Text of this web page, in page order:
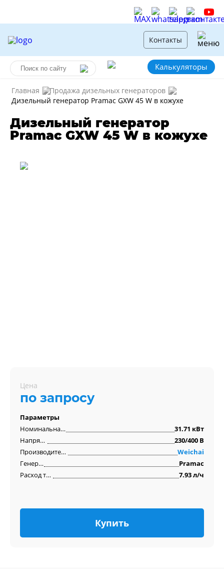
Контакты
Калькуляторы
Главная
Продажа дизельных генераторов
Дизельный генератор Pramac GXW 45 W в кожухе
Дизельный генератор
Pramac GXW 45 W в кожухе
Цена
по запросу
Параметры
Номинальная мощность
31.71 кВт
Напряжение
230/400 В
Производитель двигателя
Weichai
Генератор
Pramac
Расход топлива
7.93 л/ч
Купить